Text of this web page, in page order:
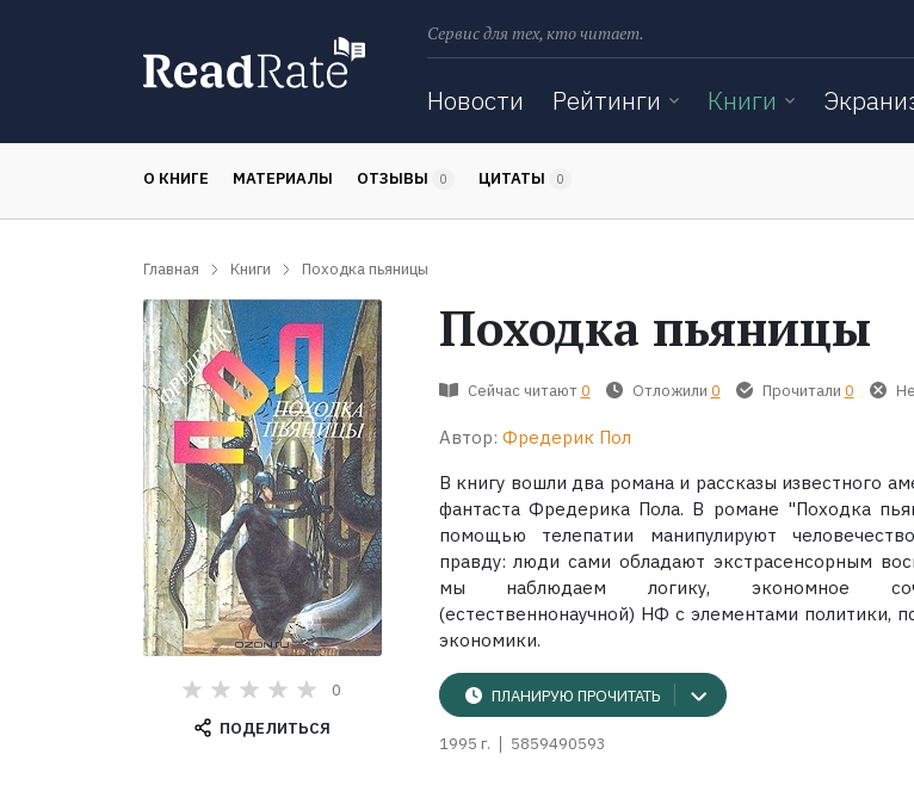
Сервис для тех, кто читает.
Новости Рейтинги Книги
О КНИГЕ МАТЕРИАЛЫ ОТЗЫВЫ 0 ЦИТАТЫ 0
Главная Книги Походка пьяницы
0
ПОДЕЛИТЬСЯ
Походка пьяницы
Сейчас читают 0 Отложили 0 Прочитали 0
Автор: Фредерик Пол
В книгу вошли два романа и рассказы известного
фантаста Фредерика Пола. В романе "Походка
помощью телепатии манипулируют
правду: люди сами обладают экстрасенсорным
мы наблюдаем логику, экономное
(естественнонаучной) НФ с элементами политики,
экономики.
ПЛАНИРУЮ ПРОЧИТАТЬ
1995 г. 5859490593